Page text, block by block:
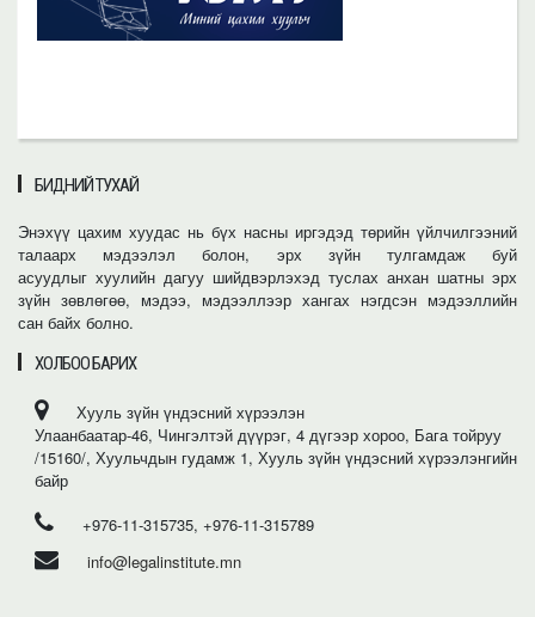
БИДНИЙ ТУХАЙ
Энэхүү цахим хуудас нь бүх насны иргэдэд төрийн үйлчилгээний
талаарх мэдээлэл болон, эрх зүйн тулгамдаж буй
асуудлыг хуулийн дагуу шийдвэрлэхэд туслах анхан шатны эрх
зүйн зөвлөгөө, мэдээ, мэдээллээр хангах нэгдсэн мэдээллийн
сан байх болно.
ХОЛБОО БАРИХ
Хууль зүйн үндэсний хүрээлэн
Улаанбаатар-46, Чингэлтэй дүүрэг, 4 дүгээр хороо, Бага тойруу
/15160/, Хуульчдын гудамж 1, Хууль зүйн үндэсний хүрээлэнгийн
байр
+976-11-315735, +976-11-315789
info@legalinstitute.mn